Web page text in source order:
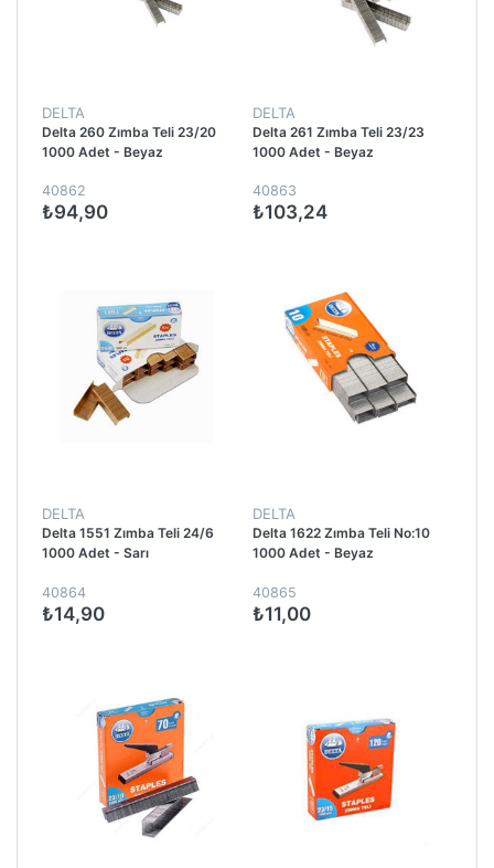
DELTA
Delta 260 Zımba Teli 23/20
1000 Adet - Beyaz
40862
₺94,90
DELTA
Delta 261 Zımba Teli 23/23
1000 Adet - Beyaz
40863
₺103,24
DELTA
Delta 1551 Zımba Teli 24/6
1000 Adet - Sarı
40864
₺14,90
DELTA
Delta 1622 Zımba Teli No:10
1000 Adet - Beyaz
40865
₺11,00